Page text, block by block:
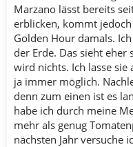
Marzano lässt bereits
erblicken, kommt
Golden Hour damals.
der Erde. Das sieht eher
wird nichts. Ich lasse
ja immer möglich.
denn zum einen ist es
habe ich durch meine
mehr als genug
nächsten Jahr versuche